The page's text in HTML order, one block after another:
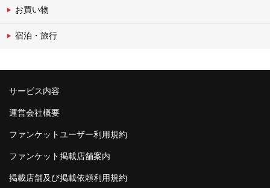
お買い物
宿泊・旅行
サービス内容
運営会社概要
ファンケットユーザー利用規約
ファンケット掲載店舗案内
掲載店舗及び掲載依頼利用規約